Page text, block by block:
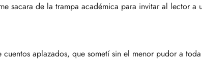
sacara de la trampa académica para invitar al lector a
aplazados, que sometí sin el menor pudor a